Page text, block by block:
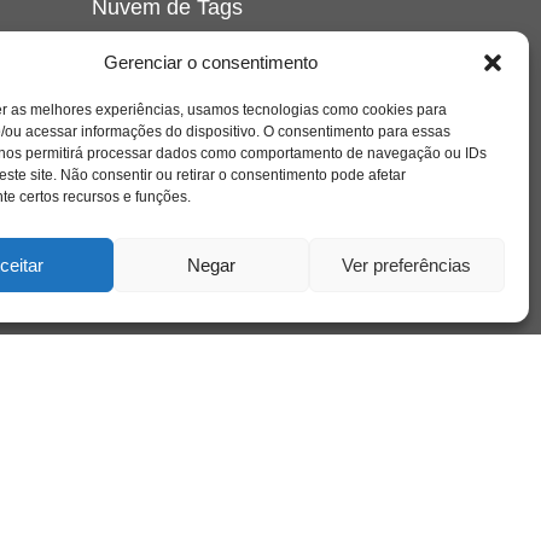
Gerenciar o consentimento
as melhores experiências, usamos tecnologias como cookies para
ou acessar informações do dispositivo. O consentimento para essas
permitirá processar dados como comportamento de navegação ou IDs
site. Não consentir ou retirar o consentimento pode afetar
certos recursos e funções.
Negar Ver preferências
Nuvem de Tags
crianca cuidado cultura depressao
educação família filme
freud infância insight jung liberdade livro
loucura luto maternidade
psicologia relato